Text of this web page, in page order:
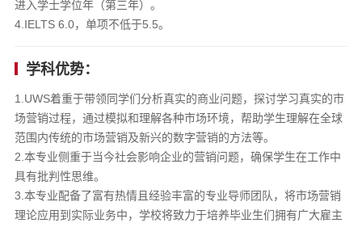
进入学士学位年（第三年）。
4.IELTS 6.0，单项不低于5.5。
学科优势：
1.UWS着重于带领同学们分析真实的商业问题，探讨学习真实的市
场营销过程，通过模拟和理解各种市场环境，帮助学生理解在全球
范围内传统的市场营销及新兴的数字营销的方法等。
2.本专业侧重于当今社会影响企业的营销问题，确保学生在工作中
具有批判性思维。
3.本专业配备了富有热情且经验丰富的专业导师团队，将市场营销
理论应用到实际业务中，学校将致力于培养毕业生们拥有广大雇主